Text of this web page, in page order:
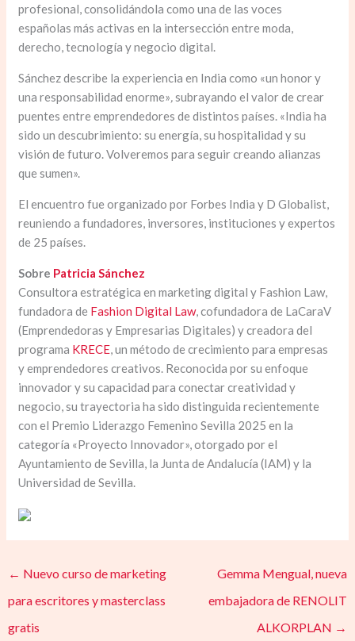
profesional, consolidándola como una de las voces
españolas más activas en la intersección entre moda,
derecho, tecnología y negocio digital.
Sánchez describe la experiencia en India como «un honor y
una responsabilidad enorme»,subrayando el valor de crear
puentes entre emprendedores de distintos países. «India ha
sido un descubrimiento: su energía, su hospitalidad y su
visión de futuro. Volveremos para seguir creando alianzas
que sumen».
El encuentro fue organizado por Forbes India y D Globalist,
reuniendo a fundadores, inversores, instituciones y expertos
de 25 países.
Sobre Patricia Sánchez
Consultora estratégica en marketing digital y Fashion Law,
fundadora de Fashion Digital Law, cofundadora de LaCaraV
(Emprendedoras y Empresarias Digitales) y creadora del
programa KRECE, un método de crecimiento para empresas
y emprendedores creativos. Reconocida por su enfoque
innovador y su capacidad para conectar creatividad y
negocio, su trayectoria ha sido distinguida recientemente
con el Premio Liderazgo Femenino Sevilla 2025 en la
categoría «Proyecto Innovador», otorgado por el
Ayuntamiento de Sevilla, la Junta de Andalucía (IAM) y la
Universidad de Sevilla.
← Nuevo curso de marketing
para escritores y masterclass
gratis
Gemma Mengual, nueva
embajadora de RENOLIT
ALKORPLAN →